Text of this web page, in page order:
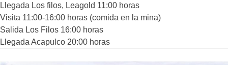
Llegada Los filos, Leagold 11:00 horas
Visita 11:00-16:00 horas (comida en la mina)
Salida Los Filos 16:00 horas
Llegada Acapulco 20:00 horas